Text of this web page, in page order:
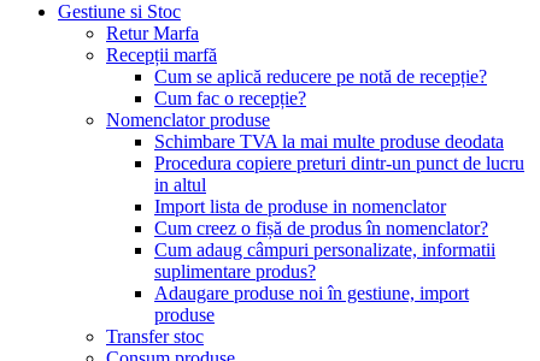
Gestiune si Stoc
Retur Marfa
Recepții marfă
Cum se aplică reducere pe notă de recepție?
Cum fac o recepție?
Nomenclator produse
Schimbare TVA la mai multe produse deodata
Procedura copiere preturi dintr-un punct de lucru
in altul
Import lista de produse in nomenclator
Cum creez o fișă de produs în nomenclator?
Cum adaug câmpuri personalizate, informatii
suplimentare produs?
Adaugare produse noi în gestiune, import
produse
Transfer stoc